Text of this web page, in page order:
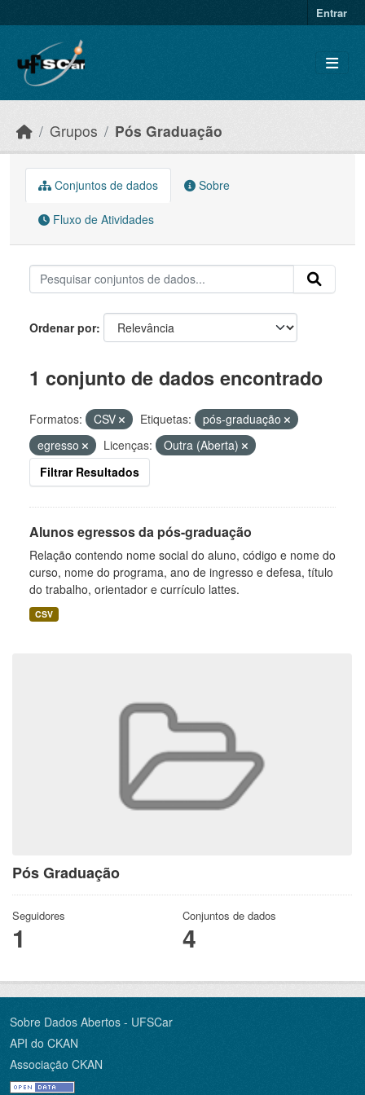
Entrar
Grupos Pós Graduação
Pós Graduação
Seguidores
1
Conjuntos de dados
4
Conjuntos de dados Sobre
Fluxo de Atividades
Ordenar por
1 conjunto de dados encontrado
Formatos: CSV Etiquetas:
pós-graduação
egresso
Licenças:
Outra (Aberta)
Filtrar Resultados
Alunos egressos da pós-graduação
Relação contendo nome social do aluno, código e nome do
curso, nome do programa, ano de ingresso e defesa, título
do trabalho, orientador e currículo lattes.
CSV
Sobre Dados Abertos - UFSCar
API do CKAN
Associação CKAN